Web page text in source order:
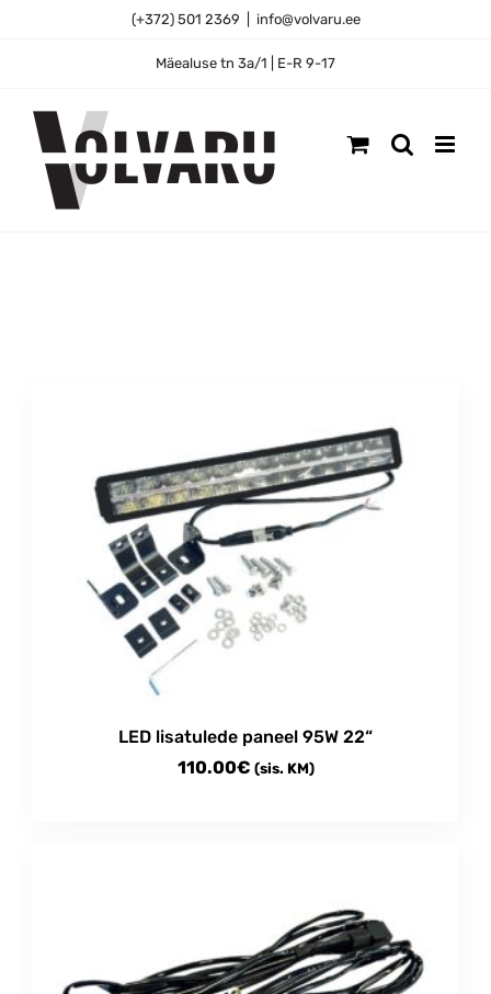
(+372) 501 2369 info@volvaru.ee
Mäealuse tn 3a/1 | E-R 9-17
LED lisatulede paneel 95W 22“
110.00€ (sis. KM)